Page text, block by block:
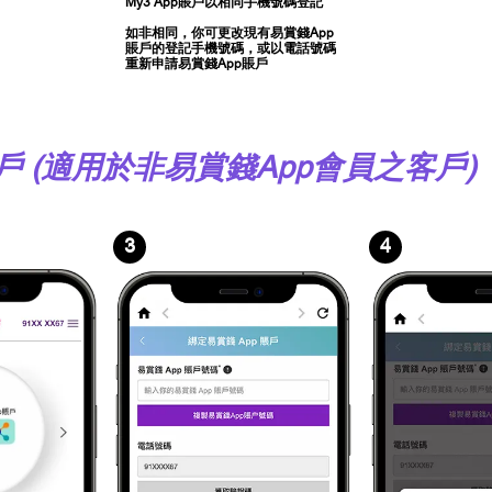
如非相同，你可更改現有易賞錢App
賬戶的登記手機號碼，或以電話號碼
重新申請易賞錢App賬戶
(適用於非易賞錢App會員之客戶)
3 4